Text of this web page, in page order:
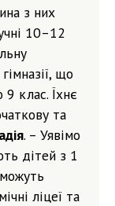
з них
10–12
що
клас. Їхнє
та
. – Уявімо
дітей з 1
ліцеї та